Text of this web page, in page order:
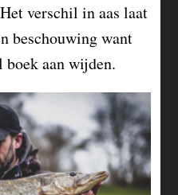
verschil in aas laat
beschouwing want
boek aan wijden.